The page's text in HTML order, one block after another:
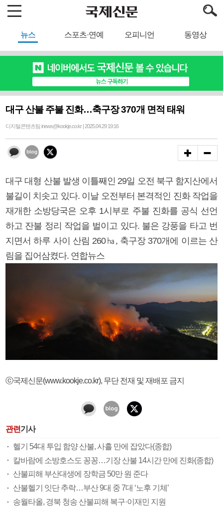
뉴스 스포츠·연예 오피니언 동영상
대구 산불 주불 진화…축구장 370개 면적 태워
디지털콘텐츠팀 inews@kookje.co.kr | 2025.04.29 19:16
대구 대형 산불 발생 이틀째인 29일 오전 북구 함지산에서
불길이 치솟고 있다. 이날 오전부터 본격적인 진화 작업을
재개한 소방당국은 오후 1시부로 주불 진화를 공식 선언
하고 잔불 정리 작업을 벌이고 있다. 불은 강풍을 타고 번
지면서 하루 사이 산림 260㏊, 축구장 370개에 이르는 산
림을 집어삼켰다. 연합뉴스
ⓒ국제신문(www.kookje.co.kr), 무단 전재 및 재배포 금지
관련기사
헬기 54대 투입 함양 산불, 사흘 만에 잡았다(종합)
칼바람에 소방호스도 꽁꽁…기장 산불 14시간 만에 진화(종합)
산불피해 부산대생에 장학금 50만 원 준다
산불헬기 잇단 추락…부산 9대 중 7대 ‘노후 기체’
송월타올, 경북 청송 산불피해 복구·이재민 지원